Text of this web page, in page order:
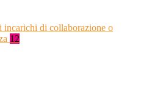
incarichi di collaborazione o
12